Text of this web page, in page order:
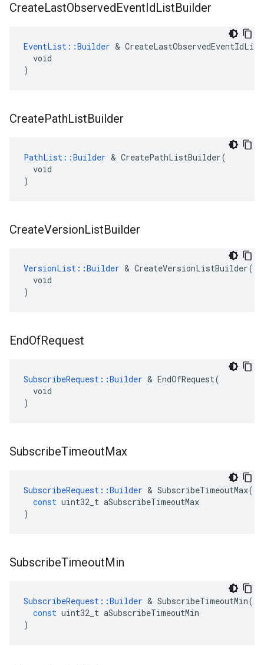
CreateLastObservedEventIdListBuilder
EventList::Builder &
  void
)
CreatePathListBuilder
PathList::Builder & CreatePathListBuilder(
  void
)
CreateVersionListBuilder
VersionList::Builder & CreateVersionListBuilder(
  void
)
EndOfRequest
SubscribeRequest::Builder & EndOfRequest(
  void
)
SubscribeTimeoutMax
SubscribeRequest ::Builder & SubscribeTimeoutMax(
const uint32_t aSubscribeTimeoutMax
)
SubscribeTimeoutMin
SubscribeRequest ::Builder & SubscribeTimeoutMin(
const uint32_t aSubscribeTimeoutMin
)